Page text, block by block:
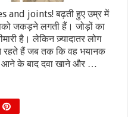
joints! बढ़ती हुए उम्र में
जकड़ने लगती हैं। जोड़ों का
है। लेकिन ज़्यादातर लोग
हैं जब तक कि वह भयानक
आने के बाद दवा खाने और …